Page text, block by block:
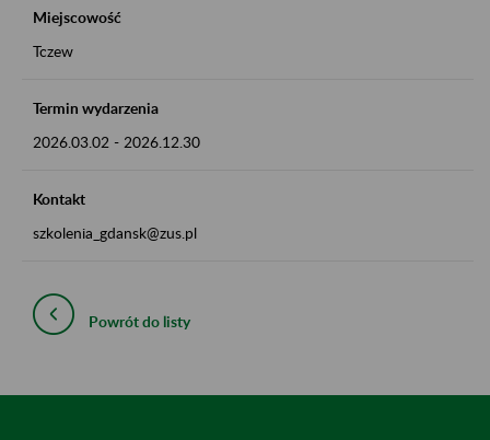
Miejscowość
Tczew
Termin wydarzenia
2026.03.02 - 2026.12.30
Kontakt
szkolenia_gdansk@zus.pl
Powrót do listy